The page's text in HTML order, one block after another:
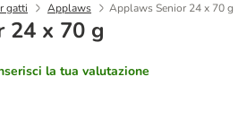
gatti Applaws Applaws Senior 24 x 70 g
24 x 70 g
la tua valutazione